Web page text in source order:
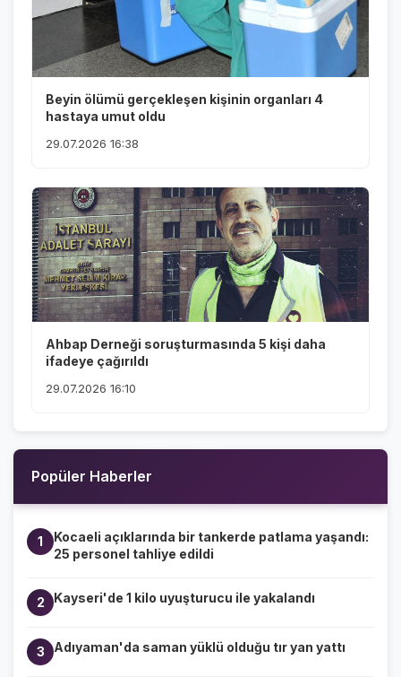
Beyin ölümü gerçekleşen kişinin organları 4
hastaya umut oldu
29.07.2026 16:38
Ahbap Derneği soruşturmasında 5 kişi daha
ifadeye çağırıldı
29.07.2026 16:10
Popüler Haberler
1
Kocaeli açıklarında bir tankerde patlama yaşandı:
25 personel tahliye edildi
2 Kayseri'de 1 kilo uyuşturucu ile yakalandı
3 Adıyaman'da saman yüklü olduğu tır yan yattı